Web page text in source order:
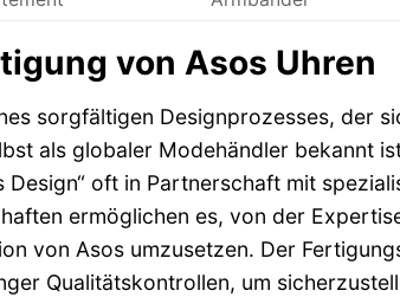
von Asos Uhren
sorgfältigen Designprozesses, der
als globaler Modehändler bekannt
oft in Partnerschaft mit
ermöglichen es, von der
von Asos umzusetzen. Der
Qualitätskontrollen, um